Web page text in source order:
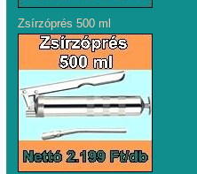
Zsírzóprés 500 ml